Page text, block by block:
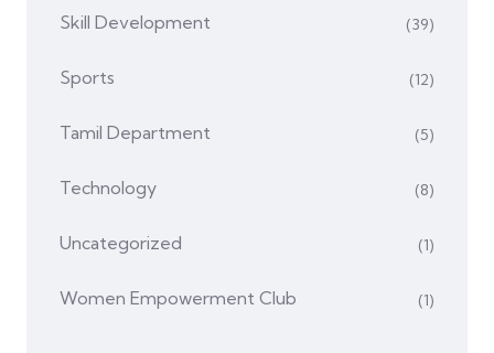
Skill Development (39)
Sports (12)
Tamil Department (5)
Technology (8)
Uncategorized (1)
Women Empowerment Club (1)